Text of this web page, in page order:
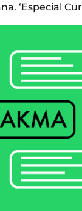
‘Especial